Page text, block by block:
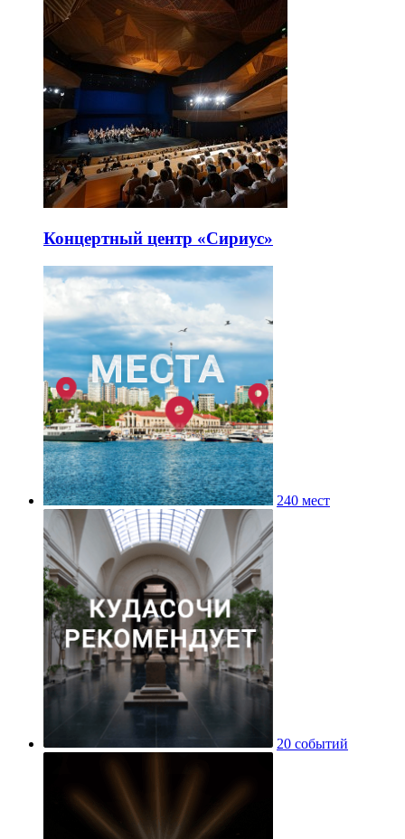
Концертный центр «Сириус»
240 мест
20 событий